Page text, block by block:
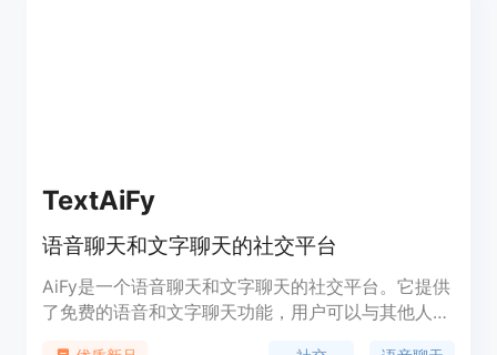
TextAiFy
语音聊天和文字聊天的社交平台
AiFy是一个语音聊天和文字聊天的社交平台。它提供
了免费的语音和文字聊天功能，用户可以与其他人进